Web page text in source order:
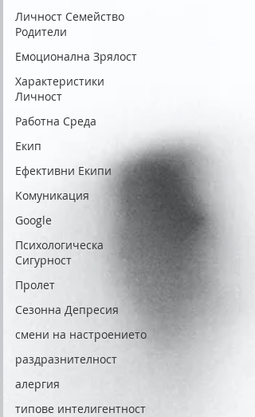
Личност Семейство
Родители
Емоционална Зрялост
Характеристики
Личност
Работна Среда
Екип
Eфективни Eкипи
Kомуникация
Google
Психологическа
Сигурност
Пролет
Сезонна Депресия
смени на настроението
раздразнителност
алергия
типове интелигентност